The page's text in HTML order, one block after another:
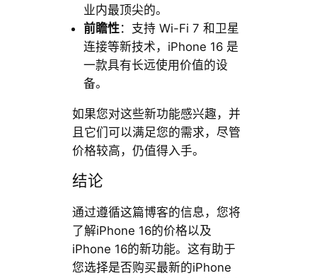
业内最顶尖的。
前瞻性：支持 Wi-Fi 7 和卫星
连接等新技术，iPhone 16 是
一款具有长远使用价值的设
备。
如果您对这些新功能感兴趣，并
且它们可以满足您的需求，尽管
价格较高，仍值得入手。
结论
通过遵循这篇博客的信息，您将
了解iPhone 16的价格以及
iPhone 16的新功能。这有助于
您选择是否购买最新的iPhone